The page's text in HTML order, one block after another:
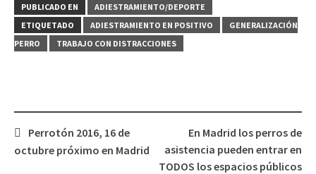
PUBLICADO EN
ADIESTRAMIENTO/DEPORTE
ETIQUETADO
ADIESTRAMIENTO EN POSITIVO
GENERALIZACIÓN
PERRO
TRABAJO CON DISTRACCIONES
Navegación
de
Perrotón 2016, 16 de
octubre próximo en Madrid
En Madrid los perros de
asistencia pueden entrar en
TODOS los espacios públicos